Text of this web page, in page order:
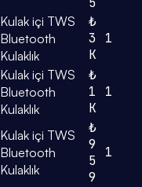
Kulak içi TWS
Bluetooth
Kulaklık
₺
3
K
1
Kulak içi TWS
Bluetooth
Kulaklık
₺
1
K
1
Kulak içi TWS
Bluetooth
Kulaklık
₺
9
5
9
1